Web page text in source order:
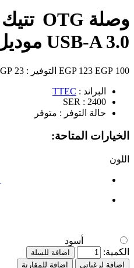
USB‑A 3.0 موديل 2DK43UG
100 EGP
123 EGP التوفير : 23 EGP
البراند : TTEC
SER : 2400
حالة التوفر : متوفر
الخيارات المتاحة:
اللون
أسود
الكمية:
اضافة للسلة
إضافة لرغباتي
اضافة للمقارنة